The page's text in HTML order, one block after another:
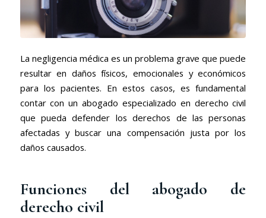
La negligencia médica es un problema grave que puede
resultar en daños físicos, emocionales y económicos
para los pacientes. En estos casos, es fundamental
contar con un abogado especializado en derecho civil
que pueda defender los derechos de las personas
afectadas y buscar una compensación justa por los
daños causados.
Funciones del abogado de
derecho civil